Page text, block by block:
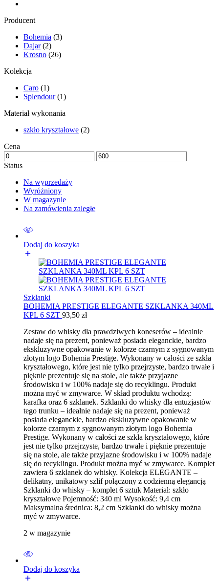
Producent
Bohemia (3)
Dajar (2)
Krosno (26)
Kolekcja
Caro (1)
Splendour (1)
Materiał wykonania
szkło kryształowe (2)
Cena
Status
Na wyprzedaży
Wyróżniony
W magazynie
Na zamówienia zaległe
Dodaj do koszyka
Szklanki
BOHEMIA PRESTIGE ELEGANTE SZKLANKA 340ML
KPL 6 SZT 93,50 zł
Zestaw do whisky dla prawdziwych koneserów – idealnie
nadaje się na prezent, ponieważ posiada eleganckie, bardzo
ekskluzywne opakowanie w kolorze czarnym z sygnowanym
złotym logo Bohemia Prestige. Wykonany w całości ze szkła
kryształowego, które jest nie tylko przejrzyste, bardzo trwałe i
pięknie prezentuje się na stole, ale także przyjazne
środowisku i w 100% nadaje się do recyklingu. Produkt
można myć w zmywarce. W skład produktu wchodzą:
karafka oraz 6 szklanek. Szklanki do whisky dla entuzjastów
tego trunku – idealnie nadaje się na prezent, ponieważ
posiada eleganckie, bardzo ekskluzywne opakowanie w
kolorze czarnym z sygnowanym złotym logo Bohemia
Prestige. Wykonany w całości ze szkła kryształowego, które
jest nie tylko przejrzyste, bardzo trwałe i pięknie prezentuje
się na stole, ale także przyjazne środowisku i w 100% nadaje
się do recyklingu. Produkt można myć w zmywarce. Komplet
zawiera 6 szklanek do whisky. Kolekcja ELEGANTE –
delikatny, unikatowy szlif połączony z codzienną elegancją
Szklanki do whisky – komplet 6 sztuk Materiał: szkło
kryształowe Pojemność: 340 ml Wysokość: 9,4 cm
Maksymalna średnica: 8,2 cm Szklanki do whisky można
myć w zmywarce.
2 w magazynie
Dodaj do koszyka